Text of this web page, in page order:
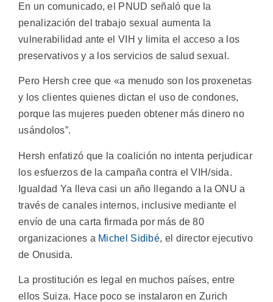
En un comunicado, el PNUD señaló que la
penalización del trabajo sexual aumenta la
vulnerabilidad ante el VIH y limita el acceso a los
preservativos y a los servicios de salud sexual.
Pero Hersh cree que «a menudo son los proxenetas
y los clientes quienes dictan el uso de condones,
porque las mujeres pueden obtener más dinero no
usándolos”.
Hersh enfatizó que la coalición no intenta perjudicar
los esfuerzos de la campaña contra el VIH/sida.
Igualdad Ya lleva casi un año llegando a la ONU a
través de canales internos, inclusive mediante el
envío de una carta firmada por más de 80
organizaciones a Michel Sidibé, el director ejecutivo
de Onusida.
La prostitución es legal en muchos países, entre
ellos Suiza. Hace poco se instalaron en Zurich